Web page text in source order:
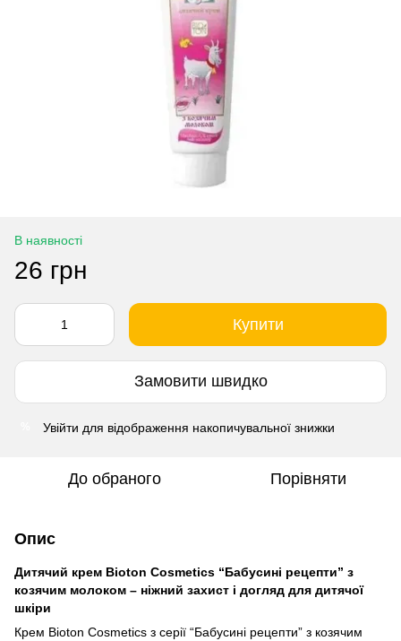
В наявності
26 грн
Купити
Замовити швидко
Увійти для відображення накопичувальної знижки
До обраного Порівняти
Опис
Дитячий крем Bioton Cosmetics “Бабусині рецепти” з
козячим молоком – ніжний захист і догляд для дитячої
шкіри
Крем Bioton Cosmetics з серії “Бабусині рецепти” з козячим